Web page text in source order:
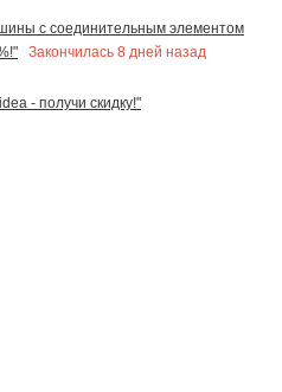
с соединительным элементом
Закончилась 8 дней назад
- получи скидку!"